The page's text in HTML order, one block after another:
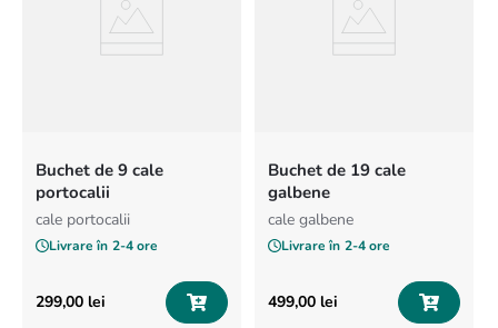
Buchet de 9 cale
portocalii
cale portocalii
Livrare în 2-4 ore
299,00 lei
Buchet de 19 cale
galbene
cale galbene
Livrare în 2-4 ore
499,00 lei